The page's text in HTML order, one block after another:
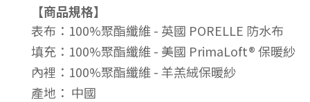
【商品規格】
表布：100%聚酯纖維 - 英國 PORELLE 防水布
填充 ： 100%聚酯纖維 - 美國 PrimaLoft® 保暖紗
內裡： 100%聚酯纖維 -羊羔絨保暖紗
產地 ： 中國